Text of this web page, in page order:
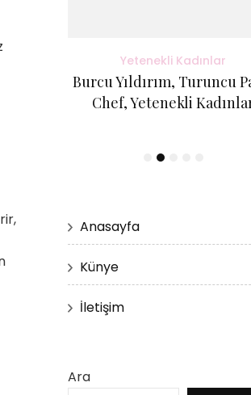
Evi
Yetenekli Kadınlar
Burcu Yıldırım, Turuncu
Chef, Yetenekli
Anasayfa
Künye
İletişim
Ara